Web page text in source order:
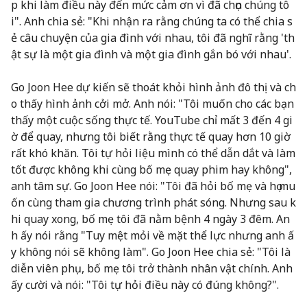
p khi làm điều này đến mức cảm ơn vì đã chọn chúng tô
i". Anh chia sẻ: "Khi nhận ra rằng chúng ta có thể chia s
ẻ câu chuyện của gia đình với nhau, tôi đã nghĩ rằng 'th
ật sự là một gia đình và một gia đình gắn bó với nhau'.
Go Joon Hee dự kiến sẽ thoát khỏi hình ảnh đô thị và ch
o thấy hình ảnh cởi mở. Anh nói: "Tôi muốn cho các bạn
thấy một cuộc sống thực tế. YouTube chỉ mất 3 đến 4 gi
ờ để quay, nhưng tôi biết rằng thực tế quay hơn 10 giờ
rất khó khăn. Tôi tự hỏi liệu mình có thể dẫn dắt và làm
tốt được không khi cùng bố mẹ quay phim hay không",
anh tâm sự. Go Joon Hee nói: "Tôi đã hỏi bố mẹ và họ mu
ốn cùng tham gia chương trình phát sóng. Nhưng sau k
hi quay xong, bố mẹ tôi đã nằm bệnh 4 ngày 3 đêm. An
h ấy nói rằng "Tuy mệt mỏi về mặt thể lực nhưng anh ấ
y không nói sẽ không làm". Go Joon Hee chia sẻ: "Tôi là
diễn viên phụ, bố mẹ tôi trở thành nhân vật chính. Anh
ấy cười và nói: "Tôi tự hỏi điều này có đúng không?".